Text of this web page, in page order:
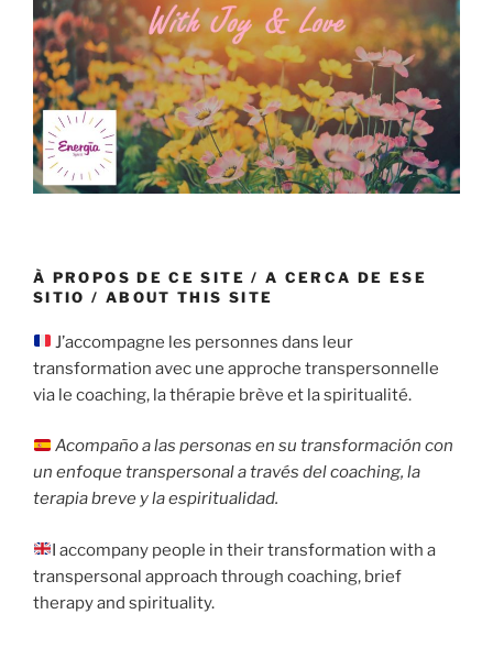
À PROPOS DE CE SITE / A CERCA DE ESE
SITIO / ABOUT THIS SITE
J’accompagne les personnes dans leur
transformation avec une approche transpersonnelle
via le coaching, la thérapie brève et la spiritualité.
Acompaño a las personas en su transformación con
un enfoque transpersonal a través del coaching, la
terapia breve y la espiritualidad.
I accompany people in their transformation with a
transpersonal approach through coaching, brief
therapy and spirituality.